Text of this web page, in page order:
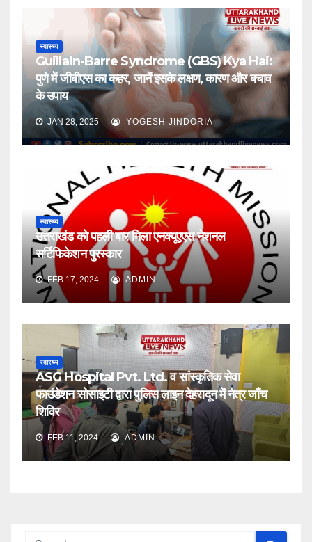
स्वास्थ्य
Guillain-Barre Syndrome (GBS) Kya Hai:
पुणे में जीबीएस का कहर, जानें इसके लक्षण, कारण और बचाव
के उपाय
JAN 28, 2025 YOGESH JINDORIA
स्वास्थ्य
उत्तराखंड को पहली बार मिला एनक्यूएएस नेशनल
सर्टिफिकेशन पुरस्कार
FEB 17, 2024 ADMIN
स्वास्थ्य
ASG Hospital Pvt. Ltd. व सांस्कृतिक सेवा
फाउंडेशन सोसाइटी द्वारा पुलिस लाइन देहरादून में नेत्र जाँच
शिविर
FEB 11, 2024 ADMIN